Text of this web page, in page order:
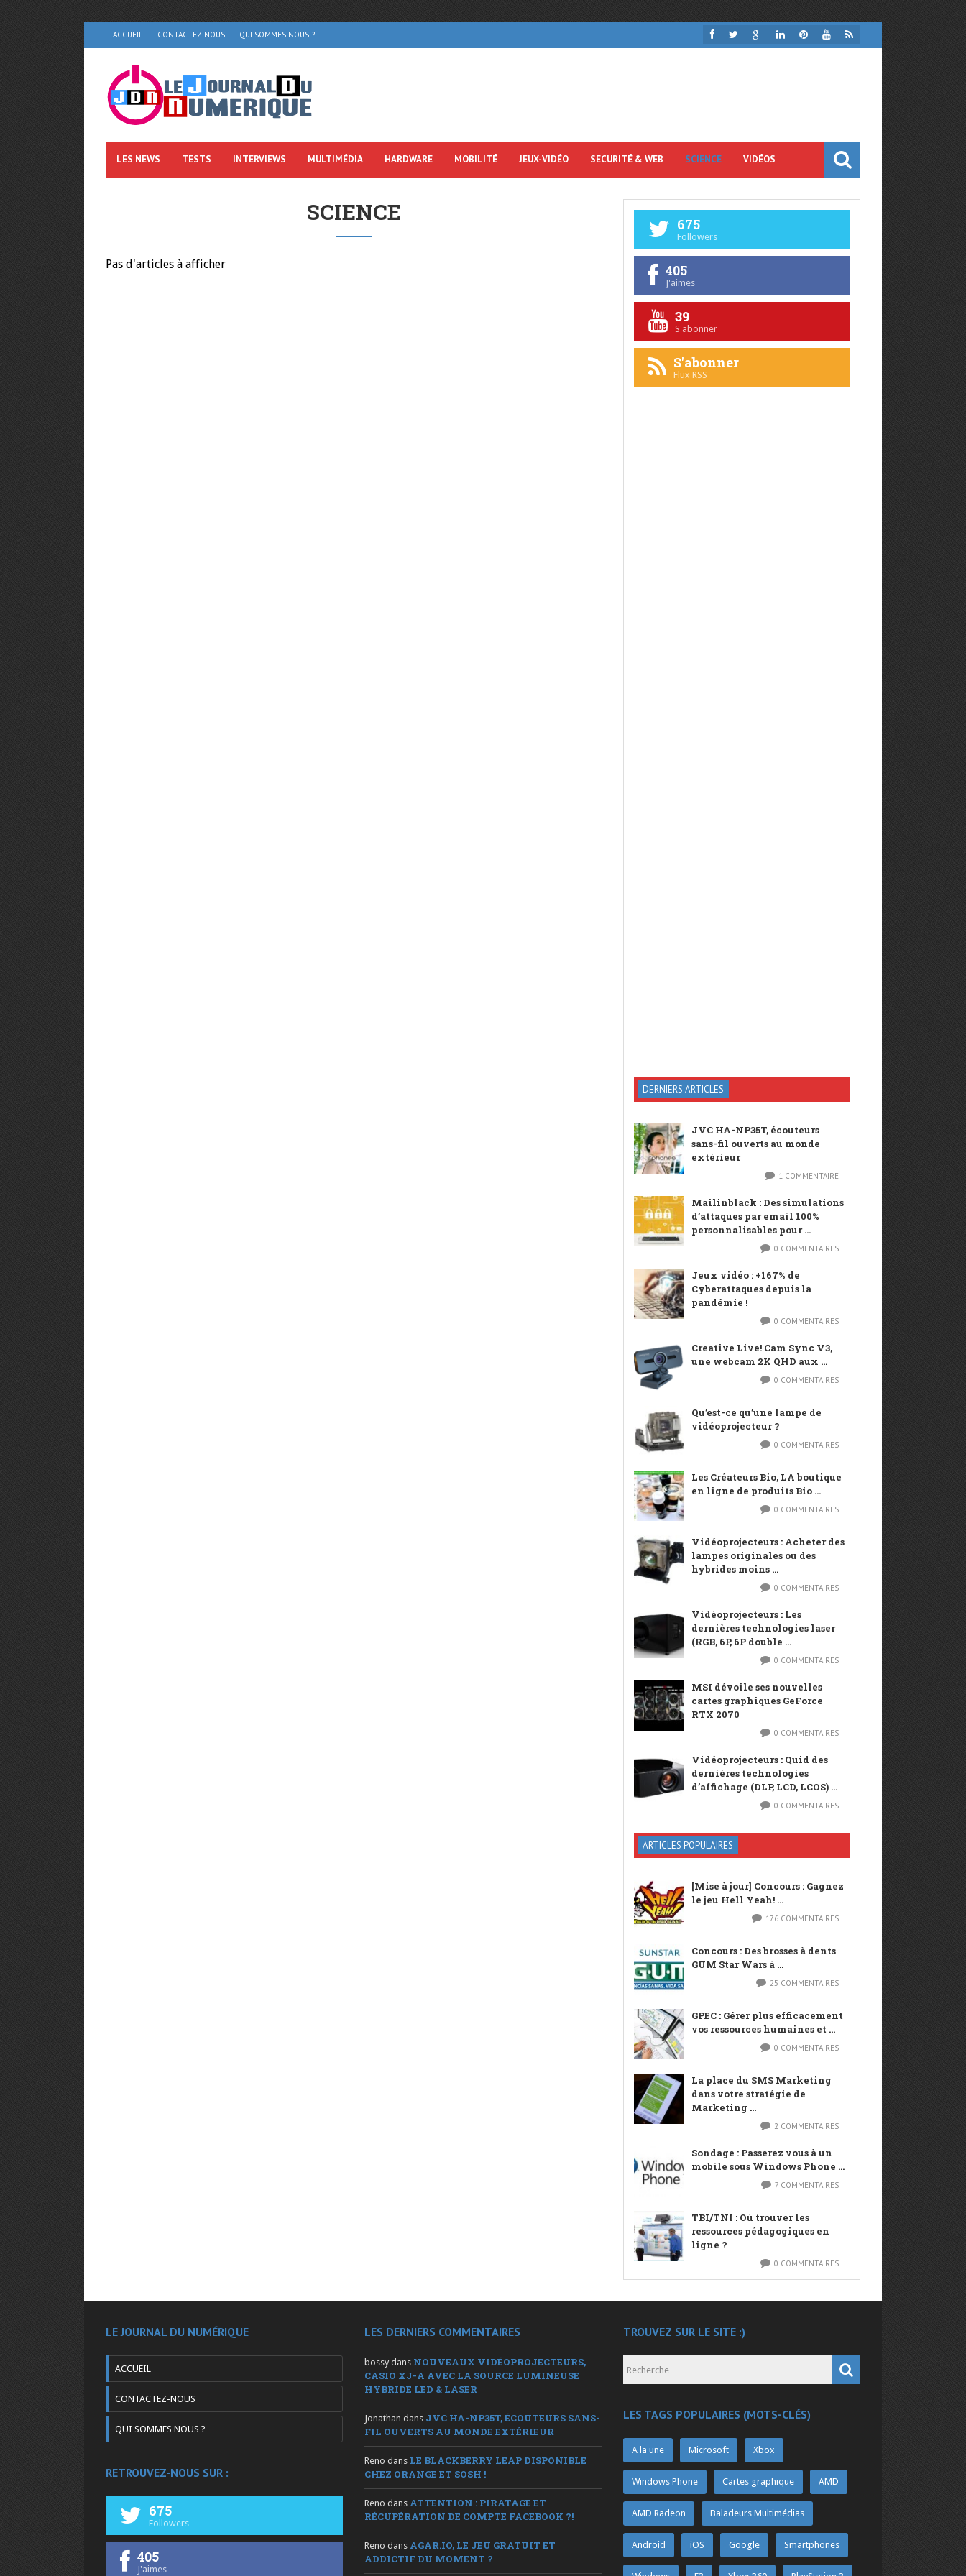
ACCUEIL CONTACTEZ-NOUS QUI SOMMES NOUS ?
LES NEWS TESTS INTERVIEWS MULTIMÉDIA HARDWARE MOBILITÉ JEUX-VIDÉO SECURITÉ & WEB SCIENCE VIDÉOS
SCIENCE
Pas d'articles à afficher
675
Followers
405
J'aimes
39
S'abonner
S'abonner
Flux RSS
DERNIERS ARTICLES
JVC HA-NP35T, écouteurs
sans-fil ouverts au monde
extérieur
1 COMMENTAIRE
Mailinblack : Des simulations
d’attaques par email 100%
personnalisables pour ...
0 COMMENTAIRES
Jeux vidéo : +167% de
Cyberattaques depuis la
pandémie !
0 COMMENTAIRES
Creative Live! Cam Sync V3,
une webcam 2K QHD aux ...
0 COMMENTAIRES
Qu’est-ce qu’une lampe de
vidéoprojecteur ?
0 COMMENTAIRES
Les Créateurs Bio, LA boutique
en ligne de produits Bio ...
0 COMMENTAIRES
Vidéoprojecteurs : Acheter des
lampes originales ou des
hybrides moins ...
0 COMMENTAIRES
Vidéoprojecteurs : Les
dernières technologies laser
(RGB, 6P, 6P double ...
0 COMMENTAIRES
MSI dévoile ses nouvelles
cartes graphiques GeForce
RTX 2070
0 COMMENTAIRES
Vidéoprojecteurs : Quid des
dernières technologies
d’affichage (DLP, LCD, LCOS) ...
0 COMMENTAIRES
ARTICLES POPULAIRES
[Mise à jour] Concours : Gagnez
le jeu Hell Yeah! ...
176 COMMENTAIRES
Concours : Des brosses à dents
GUM Star Wars à ...
25 COMMENTAIRES
GPEC : Gérer plus efficacement
vos ressources humaines et ...
0 COMMENTAIRES
La place du SMS Marketing
dans votre stratégie de
Marketing ...
2 COMMENTAIRES
Sondage : Passerez vous à un
mobile sous Windows Phone ...
7 COMMENTAIRES
TBI/TNI : Où trouver les
ressources pédagogiques en
ligne ?
0 COMMENTAIRES
LE JOURNAL DU NUMÉRIQUE
ACCUEIL
CONTACTEZ-NOUS
QUI SOMMES NOUS ?
RETROUVEZ-NOUS SUR :
675
Followers
405
J'aimes
LES DERNIERS COMMENTAIRES
bossy dans NOUVEAUX VIDÉOPROJECTEURS,
CASIO XJ-A AVEC LA SOURCE LUMINEUSE
HYBRIDE LED & LASER
Jonathan dans JVC HA-NP35T, ÉCOUTEURS SANS-
FIL OUVERTS AU MONDE EXTÉRIEUR
Reno dans LE BLACKBERRY LEAP DISPONIBLE
CHEZ ORANGE ET SOSH !
Reno dans ATTENTION : PIRATAGE ET
RÉCUPÉRATION DE COMPTE FACEBOOK ?!
Reno dans AGAR.IO, LE JEU GRATUIT ET
ADDICTIF DU MOMENT ?
TROUVEZ SUR LE SITE :)
LES TAGS POPULAIRES (MOTS-CLÉS)
A la une Microsoft Xbox
Windows Phone Cartes graphique AMD
AMD Radeon Baladeurs Multimédias
Android iOS Google Smartphones